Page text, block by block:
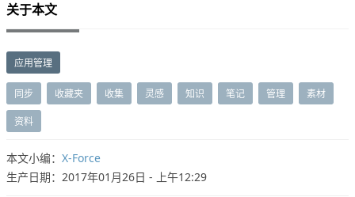
关于本文
应用管理
同步 收藏夹 收集 灵感 知识 笔记 管理 素材
资料
本文小编： X-Force
生产日期：2017年01月26日 - 上午12:29